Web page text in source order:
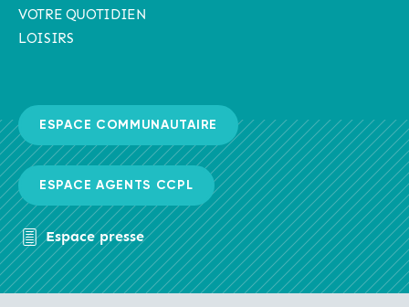
VOTRE QUOTIDIEN
LOISIRS
ESPACE COMMUNAUTAIRE
ESPACE AGENTS CCPL
Espace presse